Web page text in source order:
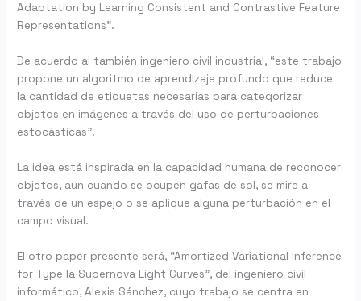
Adaptation by Learning Consistent and Contrastive Feature
Representations”.
De acuerdo al también ingeniero civil industrial, “este trabajo
propone un algoritmo de aprendizaje profundo que reduce
la cantidad de etiquetas necesarias para categorizar
objetos en imágenes a través del uso de perturbaciones
estocásticas”.
La idea está inspirada en la capacidad humana de reconocer
objetos, aun cuando se ocupen gafas de sol, se mire a
través de un espejo o se aplique alguna perturbación en el
campo visual.
El otro paper presente será, “Amortized Variational Inference
for Type Ia Supernova Light Curves”, del ingeniero civil
informático, Alexis Sánchez, cuyo trabajo se centra en